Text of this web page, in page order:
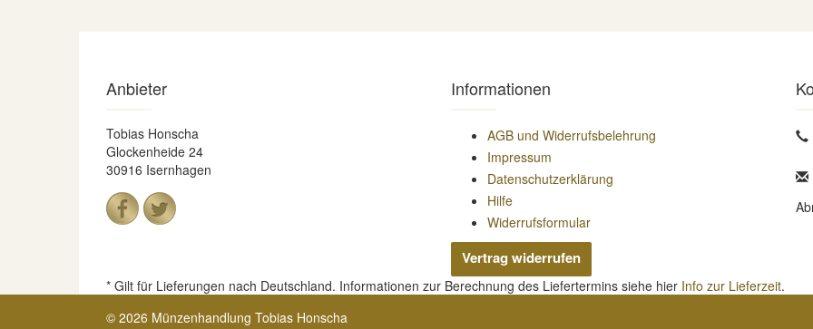
Anbieter
Tobias Honscha
Glockenheide 24
30916 Isernhagen
Informationen
AGB und Widerrufsbelehrung
Impressum
Datenschutzerklärung
Hilfe
Widerrufsformular
Vertrag widerrufen
* Gilt für Lieferungen nach Deutschland. Informationen zur Berechnung des Liefertermins siehe hier Info zur Lieferzeit.
© 2026 Münzenhandlung Tobias Honscha